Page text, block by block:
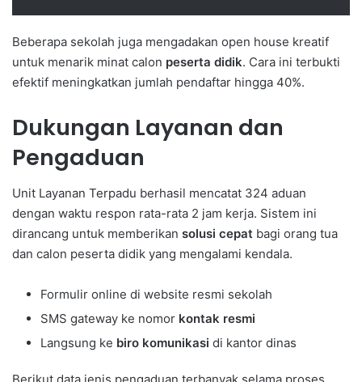
Beberapa sekolah juga mengadakan open house kreatif
untuk menarik minat calon peserta didik. Cara ini terbukti
efektif meningkatkan jumlah pendaftar hingga 40%.
Dukungan Layanan dan
Pengaduan
Unit Layanan Terpadu berhasil mencatat 324 aduan
dengan waktu respon rata-rata 2 jam kerja. Sistem ini
dirancang untuk memberikan solusi cepat bagi orang tua
dan calon peserta didik yang mengalami kendala.
Formulir online di website resmi sekolah
SMS gateway ke nomor kontak resmi
Langsung ke biro komunikasi di kantor dinas